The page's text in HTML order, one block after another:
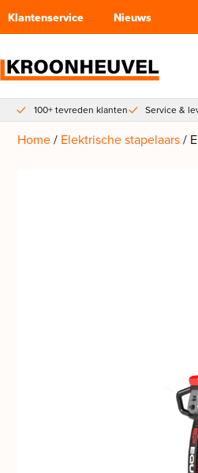
Klantenservice Nieuws
100+ tevreden klanten Service &
Home/ Elektrische stapelaars/